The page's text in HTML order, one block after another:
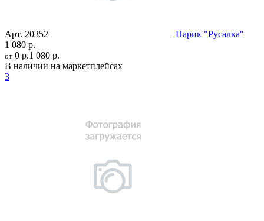
Арт. 20352
Парик "Русалка"
1 080 р.
от 0 р.1 080 р.
В наличии на маркетплейсах
3